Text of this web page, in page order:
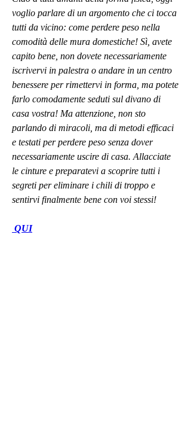
voglio parlare di un argomento che ci tocca
tutti da vicino: come perdere peso nella
comodità delle mura domestiche! Sì, avete
capito bene, non dovete necessariamente
iscrivervi in palestra o andare in un centro
benessere per rimettervi in forma, ma potete
farlo comodamente seduti sul divano di
casa vostra! Ma attenzione, non sto
parlando di miracoli, ma di metodi efficaci
e testati per perdere peso senza dover
necessariamente uscire di casa. Allacciate
le cinture e preparatevi a scoprire tutti i
segreti per eliminare i chili di troppo e
sentirvi finalmente bene con voi stessi!
QUI